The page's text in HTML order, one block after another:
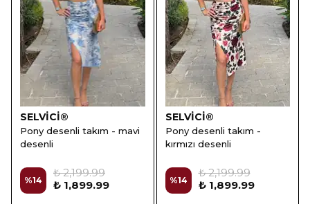
SELVİCİ®
Pony desenli takım - mavi
desenli
%14
₺ 2,199.99
₺ 1,899.99
SELVİCİ®
Pony desenli takım -
kırmızı desenli
%14
₺ 2,199.99
₺ 1,899.99